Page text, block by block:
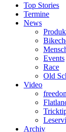
Top Stories
Termine
News
Events
Race
Old
Video
Archiv